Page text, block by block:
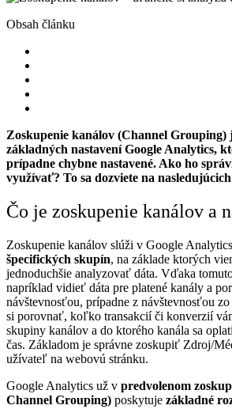
Obsah článku
Zoskupenie kanálov (Channel Grouping)
základných nastavení Google Analytics,
prípadne chybne nastavené. Ako ho
využívať? To sa dozviete na
Čo je zoskupenie kanálov a
Zoskupenie kanálov slúži v Google
špecifických skupín, na základe ktorých
jednoduchšie analyzovať dáta. Vďaka
napríklad vidieť dáta pre platené kanály a
návštevnosťou, prípadne z návštevnosťou
si porovnať, koľko transakcií či konverzií
skupiny kanálov a do ktorého kanála sa
čas. Základom je správne zoskupiť Zdroj/
užívateľ na webovú stránku.
Google Analytics už v predvolenom
Channel Grouping) poskytuje základné